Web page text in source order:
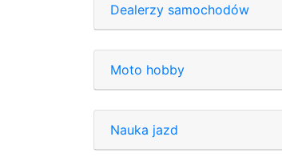
Dealerzy samochodów
Moto hobby
Nauka jazd